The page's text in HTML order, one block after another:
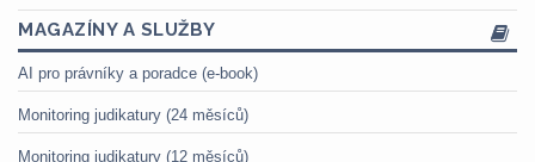
MAGAZÍNY A SLUŽBY
AI pro právníky a poradce (e-book)
Monitoring judikatury (24 měsíců)
Monitoring judikatury (12 měsíců)